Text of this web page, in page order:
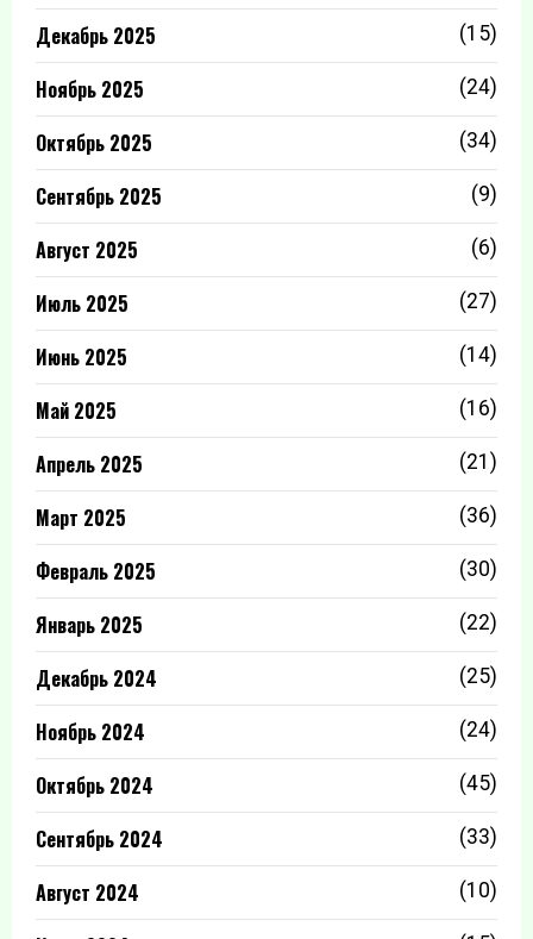
Декабрь 2025 (15)
Ноябрь 2025 (24)
Октябрь 2025 (34)
Сентябрь 2025 (9)
Август 2025 (6)
Июль 2025 (27)
Июнь 2025 (14)
Май 2025 (16)
Апрель 2025 (21)
Март 2025 (36)
Февраль 2025 (30)
Январь 2025 (22)
Декабрь 2024 (25)
Ноябрь 2024 (24)
Октябрь 2024 (45)
Сентябрь 2024 (33)
Август 2024 (10)